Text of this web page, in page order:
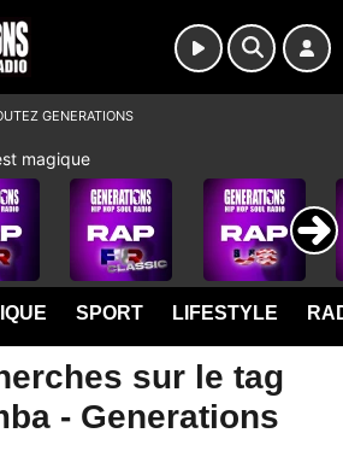
SPORT LIFESTYLE
sur le tag
- Generations
GENERATIONS
magique